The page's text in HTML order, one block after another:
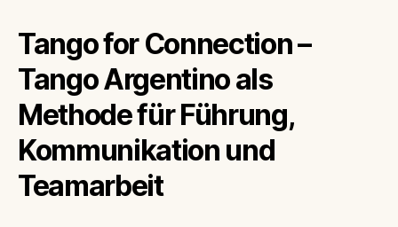
Tango for Connection –
Tango Argentino als
Methode für Führung,
Kommunikation und
Teamarbeit